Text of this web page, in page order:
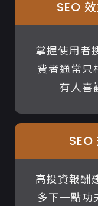
SEO
掌握使用者
費者通常只
有人喜
高投資報酬
多下一點功